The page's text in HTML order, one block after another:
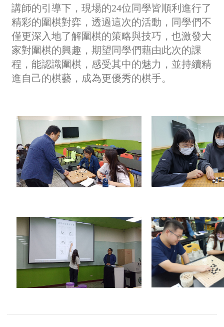
講師的引導下，現場的24位同學皆順利進行了
精彩的圍棋對弈，透過這次的活動，同學們不
僅更深入地了解圍棋的策略與技巧，也激發大
家對圍棋的興趣，期望同學們藉由此次的課
程，能認識圍棋，感受其中的魅力，並持續精
進自己的棋藝，成為更優秀的棋手。